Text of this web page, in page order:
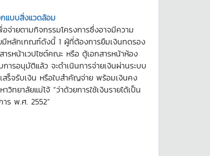
แบบสิ่งแวดล้อม
อจ่ายตามกิจกรรมโครงการซึ่งอาจมีความ
มีหลักเกณฑ์ดังนี้ 1 ผู้ที่ต้องการยืมเงินทดรอง
หน้าเวปไซต์คณะ หรือ ตู้เอกสารหน้าห้อง
อนุมัติแล้ว จะดำเนินการจ่ายเงินผ่านระบบ
สร็จรับเงิน หรือใบสำคัญจ่าย พร้อมเงินคง
ทยาลัยแม่โจ้ “ว่าด้วยการใช้เงินรายได้เป็น
ร พ.ศ. 2552”